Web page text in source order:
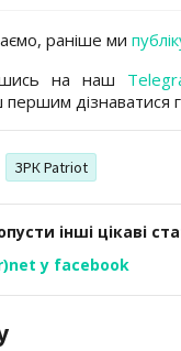
раніше ми
на наш
дізнаватися
ЗРК Patriot
інші цікаві
у facebook